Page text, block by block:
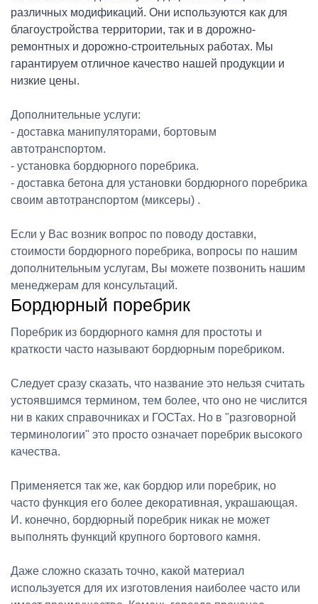
различных модификаций. Они используются как для
благоустройства территории, так и в дорожно-
ремонтных и дорожно-строительных работах. Мы
гарантируем отличное качество нашей продукции и
низкие цены.
Дополнительные услуги:
- доставка манипуляторами, бортовым
автотранспортом.
- установка бордюрного поребрика.
- доставка бетона для установки бордюрного поребрика
своим автотранспортом (миксеры) .
Если у Вас возник вопрос по поводу доставки,
стоимости бордюрного поребрика, вопросы по нашим
дополнительным услугам, Вы можете позвонить нашим
менеджерам для консультаций.
Бордюрный поребрик
Поребрик из бордюрного камня для простоты и
краткости часто называют бордюрным поребриком.
Следует сразу сказать, что название это нельзя считать
устоявшимся термином, тем более, что оно не числится
ни в каких справочниках и ГОСТах. Но в "разговорной
терминологии" это просто означает поребрик высокого
качества.
Применяется так же, как бордюр или поребрик, но
часто функция его более декоративная, украшающая.
И. конечно, бордюрный поребрик никак не может
выполнять функций крупного бортового камня.
Даже сложно сказать точно, какой материал
используется для их изготовления наиболее часто или